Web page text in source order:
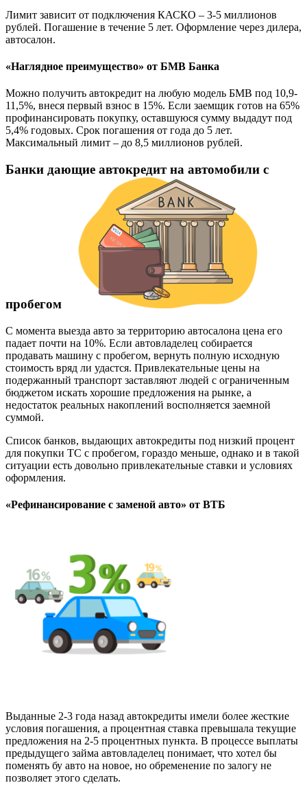
Лимит зависит от подключения КАСКО – 3-5 миллионов
рублей. Погашение в течение 5 лет. Оформление через дилера,
автосалон.
«Наглядное преимущество» от БМВ Банка
Можно получить автокредит на любую модель БМВ под 10,9-
11,5%, внеся первый взнос в 15%. Если заемщик готов на 65%
профинансировать покупку, оставшуюся сумму выдадут под
5,4% годовых. Срок погашения от года до 5 лет.
Максимальный лимит – до 8,5 миллионов рублей.
Банки дающие автокредит на автомобили с
пробегом
С момента выезда авто за территорию автосалона цена его
падает почти на 10%. Если автовладелец собирается
продавать машину с пробегом, вернуть полную исходную
стоимость вряд ли удастся. Привлекательные цены на
подержанный транспорт заставляют людей с ограниченным
бюджетом искать хорошие предложения на рынке, а
недостаток реальных накоплений восполняется заемной
суммой.
Список банков, выдающих автокредиты под низкий процент
для покупки ТС с пробегом, гораздо меньше, однако и в такой
ситуации есть довольно привлекательные ставки и условиях
оформления.
«Рефинансирование с заменой авто» от ВТБ
Выданные 2-3 года назад автокредиты имели более жесткие
условия погашения, а процентная ставка превышала текущие
предложения на 2-5 процентных пункта. В процессе выплаты
предыдущего займа автовладелец понимает, что хотел бы
поменять бу авто на новое, но обременение по залогу не
позволяет этого сделать.